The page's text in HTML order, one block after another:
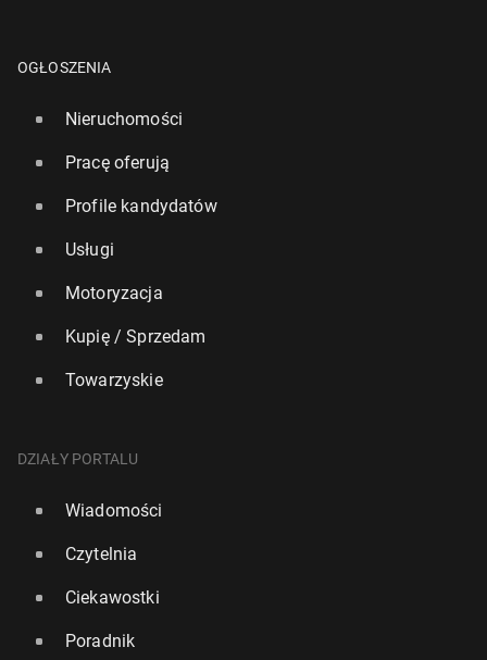
OGŁOSZENIA
Nieruchomości
Pracę oferują
Profile kandydatów
Usługi
Motoryzacja
Kupię / Sprzedam
Towarzyskie
DZIAŁY PORTALU
Wiadomości
Czytelnia
Ciekawostki
Poradnik